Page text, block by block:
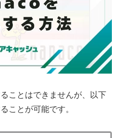
ことはできませんが、以下
ことが可能です。